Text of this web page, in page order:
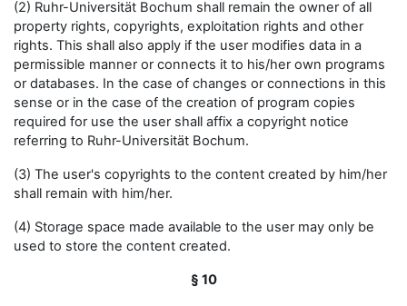
(2) Ruhr-Universität Bochum shall remain the owner of all
property rights, copyrights, exploitation rights and other
rights. This shall also apply if the user modifies data in a
permissible manner or connects it to his/her own programs
or databases. In the case of changes or connections in this
sense or in the case of the creation of program copies
required for use the user shall affix a copyright notice
referring to Ruhr-Universität Bochum.
(3) The user's copyrights to the content created by him/her
shall remain with him/her.
(4) Storage space made available to the user may only be
used to store the content created.
§ 10